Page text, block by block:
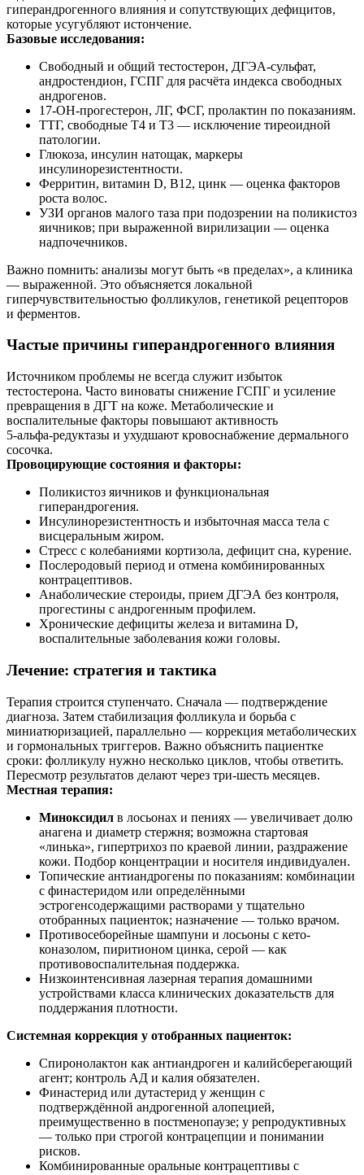
гиперандрогенного влияния и сопутствующих дефицитов,
которые усугубляют истончение.
Базовые исследования:
Свободный и общий тестостерон, ДГЭА‑сульфат,
андростендион, ГСПГ для расчёта индекса свободных
андрогенов.
17‑ОН‑прогестерон, ЛГ, ФСГ, пролактин по показаниям.
ТТГ, свободные Т4 и Т3 — исключение тиреоидной
патологии.
Глюкоза, инсулин натощак, маркеры
инсулинорезистентности.
Ферритин, витамин D, B12, цинк — оценка факторов
роста волос.
УЗИ органов малого таза при подозрении на поликистоз
яичников; при выраженной вирилизации — оценка
надпочечников.
Важно помнить: анализы могут быть «в пределах», а клиника
— выраженной. Это объясняется локальной
гиперчувствительностью фолликулов, генетикой рецепторов
и ферментов.
Частые причины гиперандрогенного влияния
Источником проблемы не всегда служит избыток
тестостерона. Часто виноваты снижение ГСПГ и усиление
превращения в ДГТ на коже. Метаболические и
воспалительные факторы повышают активность
5‑альфа‑редуктазы и ухудшают кровоснабжение дермального
сосочка.
Провоцирующие состояния и факторы:
Поликистоз яичников и функциональная
гиперандрогения.
Инсулинорезистентность и избыточная масса тела с
висцеральным жиром.
Стресс с колебаниями кортизола, дефицит сна, курение.
Послеродовый период и отмена комбинированных
контрацептивов.
Анаболические стероиды, прием ДГЭА без контроля,
прогестины с андрогенным профилем.
Хронические дефициты железа и витамина D,
воспалительные заболевания кожи головы.
Лечение: стратегия и тактика
Терапия строится ступенчато. Сначала — подтверждение
диагноза. Затем стабилизация фолликула и борьба с
миниатюризацией, параллельно — коррекция метаболических
и гормональных триггеров. Важно объяснить пациентке
сроки: фолликулу нужно несколько циклов, чтобы ответить.
Пересмотр результатов делают через три‑шесть месяцев.
Местная терапия:
Миноксидил в лосьонах и пениях — увеличивает долю
анагена и диаметр стержня; возможна стартовая
«линька», гипертрихоз по краевой линии, раздражение
кожи. Подбор концентрации и носителя индивидуален.
Топические антиандрогены по показаниям: комбинации
с финaстеридом или определёнными
эстрогенсодержащими растворами у тщательно
отобранных пациенток; назначение — только врачом.
Противосеборейные шампуни и лосьоны с кето­
коназолом, пиритионом цинка, серой — как
противовоспалительная поддержка.
Низкоинтенсивная лазерная терапия домашними
устройствами класса клинических доказательств для
поддержания плотности.
Системная коррекция у отобранных пациенток:
Спиронолактон как антиандроген и калийсберегающий
агент; контроль АД и калия обязателен.
Финастерид или дутастерид у женщин с
подтверждённой андрогенной алопецией,
преимущественно в постменопаузе; у репродуктивных
— только при строгой контрацепции и понимании
рисков.
Комбинированные оральные контрацептивы с